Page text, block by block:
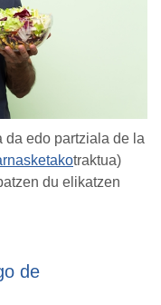
da edo partziala de la
traktua)
du elikatzen
de